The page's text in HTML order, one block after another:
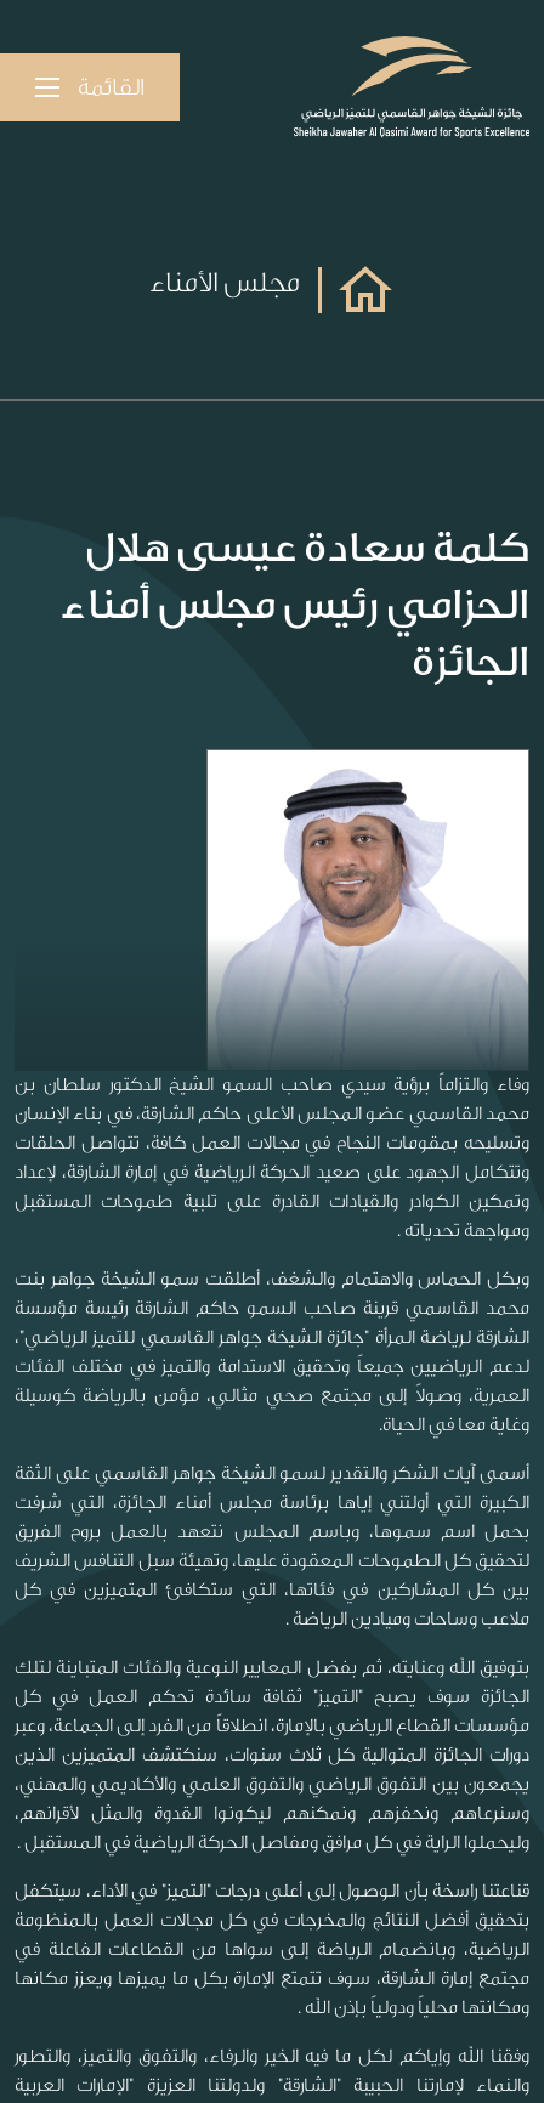
القائمة
مجلس الأمناء
كلمة سعادة عيسى هلال
الحزامي رئيس مجلس أمناء
الجائزة
وفاء والتزاماً برؤية سيدي صاحب السمو الشيخ الدكتور سلطان بن
محمد القاسمي عضو المجلس الأعلى حاكم الشارقة، في بناء الإنسان
وتسليحه بمقومات النجاح في مجالات العمل كافة، تتواصل الحلقات
وتتكامل الجهود على صعيد الحركة الرياضية في إمارة الشارقة، لإعداد
وتمكين الكوادر والقيادات القادرة على تلبية طموحات المستقبل
ومواجهة تحدياته .
وبكل الحماس والاهتمام والشغف، أطلقت سمو الشيخة جواهر بنت
محمد القاسمي قرينة صاحب السمو حاكم الشارقة رئيسة مؤسسة
الشارقة لرياضة المرأة "جائزة الشيخة جواهر القاسمي للتميز الرياضي"،
لدعم الرياضيين جميعاً وتحقيق الاستدامة والتميز في مختلف الفئات
العمرية، وصولاً إلى مجتمع صحي مثالي، مؤمن بالرياضة كوسيلة
وغاية معا في الحياة.
أسمى آيات الشكر والتقدير لسمو الشيخة جواهر القاسمي على الثقة
الكبيرة التي أولتني إياها برئاسة مجلس أمناء الجائزة، التي شرفت
بحمل اسم سموها، وباسم المجلس نتعهد بالعمل بروح الفريق
لتحقيق كل الطموحات المعقودة عليها، وتهيئة سبل التنافس الشريف
بين كل المشاركين في فئاتها، التي ستكافئ المتميزين في كل
ملاعب وساحات وميادين الرياضة .
بتوفيق الله وعنايته، ثم بفضل المعايير النوعية والفئات المتباينة لتلك
الجائزة سوف يصبح "التميز" ثقافة سائدة تحكم العمل في كل
مؤسسات القطاع الرياضي بالإمارة، انطلاقاً من الفرد إلى الجماعة، وعبر
دورات الجائزة المتوالية كل ثلاث سنوات، سنكتشف المتميزين الذين
يجمعون بين التفوق الرياضي والتفوق العلمي والأكاديمي والمهني،
وسنرعاهم ونحفزهم ونمكنهم ليكونوا القدوة والمثل لأقرانهم،
وليحملوا الراية في كل مرافق ومفاصل الحركة الرياضية في المستقبل .
قناعتنا راسخة بأن الوصول إلى أعلى درجات "التميز" في الأداء، سيتكفل
بتحقيق أفضل النتائج والمخرجات في كل مجالات العمل بالمنظومة
الرياضية، وبانضمام الرياضة إلى سواها من القطاعات الفاعلة في
مجتمع إمارة الشارقة، سوف تتمتع الإمارة بكل ما يميزها ويعزز مكانها
ومكانتها محلياً ودولياً بإذن الله .
وفقنا الله وإياكم لكل ما فيه الخير والرفاء، والتفوق والتميز، والتطور
والنماء لإمارتنا الحبيبة "الشارقة" ولدولتنا العزيزة "الإمارات العربية